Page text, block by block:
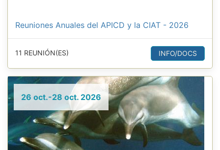
Reuniones Anuales del APICD y la CIAT - 2026
11 REUNIÓN(ES) INFO/DOCS
26 oct.-28 oct. 2026